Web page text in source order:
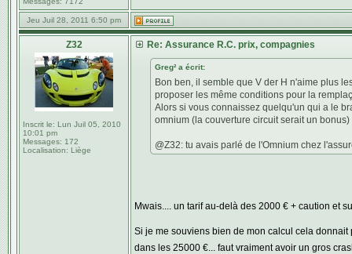
Jeu Juil 28, 2011 6:50 pm
Z32
Inscrit le: Lun Juil 05, 2010
10:01 pm
Messages: 172
Localisation: Liège
Re: Assurance R.C. prix, compagnies
Greg² a écrit:
Bon ben, il semble que V der H n'aime plus
proposer les même conditions pour la
Alors si vous connaissez quelqu'un qui a le
omnium (la couverture circuit serait un
@Z32: tu avais parlé de l'Omnium chez
Mwais.... un tarif au-delà des 2000 € + caution et
Si je me souviens bien de mon calcul cela
dans les 25000 €... faut vraiment avoir un gros